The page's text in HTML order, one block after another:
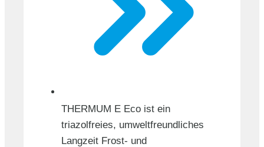
THERMUM E Eco ist ein
triazolfreies, umweltfreundliches
Langzeit Frost- und